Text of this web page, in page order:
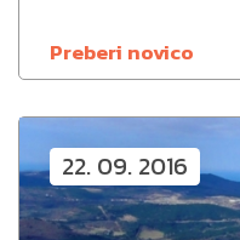
Preberi novico
22. 09. 2016